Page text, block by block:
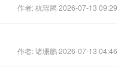
作者: 杭瑶腾 2026-07-13 09:29
作者: 诸珊鹏 2026-07-13 04:46